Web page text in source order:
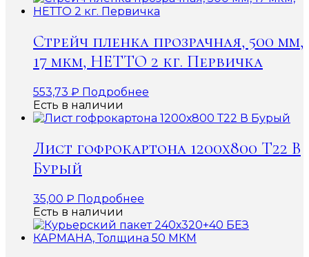
Стрейч пленка прозрачная, 500 мм,
17 мкм, НЕТТО 2 кг. Первичка
553,73 ₽ Подробнее
Есть в наличии
Лист гофрокартона 1200х800 Т22 В
Бурый
35,00 ₽ Подробнее
Есть в наличии